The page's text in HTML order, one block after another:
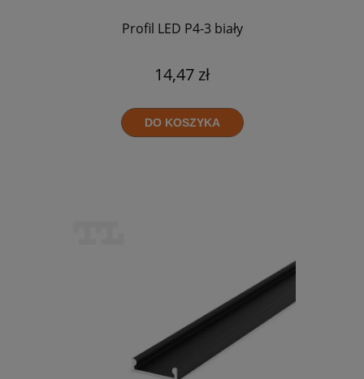
Profil LED P4-3 biały
14,47 zł
DO KOSZYKA